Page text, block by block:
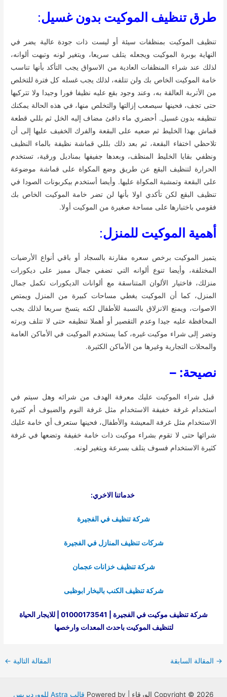
طرق تنظيف الموكيت بدون غسيل:
تنظيف الموكيت بمنظفات سيئة أو ليست ذات جودة عالية يضر في
النهاية بوبرة الموكيت ويجعله يتلف سريعا، ويتغير لونه وتبهت ألوانه،
لذلك عند شراء المنظفات العادية من الاسواق يجب التأكد بأنها تناسب
خامة الموكيت الخاص بك ولن تتلفه، لذلك يجب غسله كل فترة للتخلص
من الأتربة العالقة به، وعند وجود بقع عليه نظيفا فورا وجيدا ولا تتركيها
حتى تجف، فحينها سيصعب إزالتها والتخلص منها، في هذه الحالة يمكنك
تنظيفه بدون غسيل. أحضري ماء دافئ مضاف إليه الخل ثم بللي قطعة
قماش بهذا الخليط ثم ضعيه على البقعة والفرك الخفيف عليها إلى أن
تلاحظي اختفاء البقعة، ثم بعد ذلك بللي قماشة نظيفة بالماء النظيف
ونظفي بقايا الخليط المنظف، وبعدها جفيفها بمناديل ورقية، تستخدم
الحرارة لتنظيف البقع عن طريق وضع المكواة على قماشة موضوعة
على البقعة وتمشية المكواة عليها. وأيضا أستخدم بيكربونات الصودا في
تنظيف البقع لكن تأكدي اولا بأنها لن تضر خامة الموكيت الخاص بك
فقومي باختبارها على مساحة صغيرة من الموكيت أولا.
أهمية الموكيت للمنزل:
يتميز الموكيت برخص سعره مقارنة بالسجاد أو باقي أنواع الأرضيات
المختلفة، وأيضا تنوع ألوانه التي تضفي جمال مميز على ديكورات
منزلك، فاختيار الألوان المتناسقة مع ألوانات الديكورات تكمل جمال
المنزل، كما أن الموكيت يغطي مساحات كبيرة من المنزل ويمتص
الاصوات، ويمنع الانزلاق بالنسبة للأطفال لكنه يتسخ سريعا لذلك يجب
المحافظة عليه جيدا وعدم التقصير أو أهملا تنظيفه حتى لا تتلف وبرته
وتضر إلى شراء موكيت غيره، كما يستخدم الموكيت في الأماكن العامة
والمحلات التجارية وغيرها من الأماكن الكثيرة.
نصيحة: –
قبل شراء الموكيت عليك معرفة الهدف من شرائه وهل سيتم في
استخدام غرفة خفيفة الاستخدام مثل غرفة النوم والضيوف أم كثيرة
الاستخدام مثل غرفة المعيشة والأطفال، فحينها ستعرف أي خامة عليك
شرائها حتى لا تقوم بشراء موكيت ذات خامة خفيفة وتضعها في غرفة
كثيرة الاستخدام فسوف يتلف بسرعة ويتغير لونه.
خدماتنا الاخري:
شركة تنظيف في الفجيرة
شركات تنظيف المنازل في الفجيرة
شركة تنظيف خزانات عجمان
شركة تنظيف الكنب بالبخار ابوظبى
شركة تنظيف موكيت في الفجيرة | 01000173541 | للايجار الحياة
لتنظيف الموكيت باحدث المعدات وارخصها
Post
→ المقالة السابقة المقالة التالية ←
Copyright © 2026 الورقاء | Powered by قالب Astra للووردبريس